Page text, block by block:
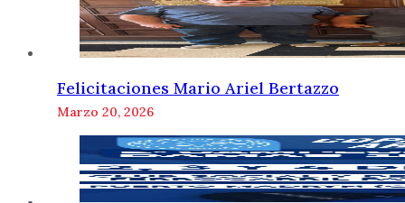
Felicitaciones Mario Ariel Bertazzo
Marzo 20, 2026